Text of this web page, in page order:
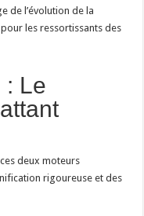
de l’évolution de la
les ressortissants des
: Le
deux moteurs
rigoureuse et des